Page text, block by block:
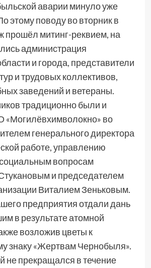
аварии минуло уже
этому поводу во вторник в
прошёл митинг-реквием, на
администрация
и города, представители
и трудовых коллективов,
заведений и ветераны.
традиционно были и
«Могилёвхимволокно» во
генерального директора
работе, управлению
вопросам
и председателем
Виталием Зеньковым.
предприятия отдали дань
в результате атомной
возложив цветы к
знаку «Жертвам Чернобыля».
не прекращался в течение